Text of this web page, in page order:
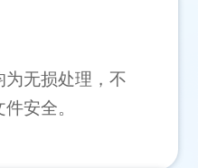
为无损处理，不
安全。